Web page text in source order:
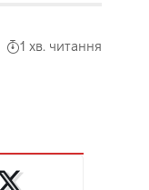
1 хв. читання